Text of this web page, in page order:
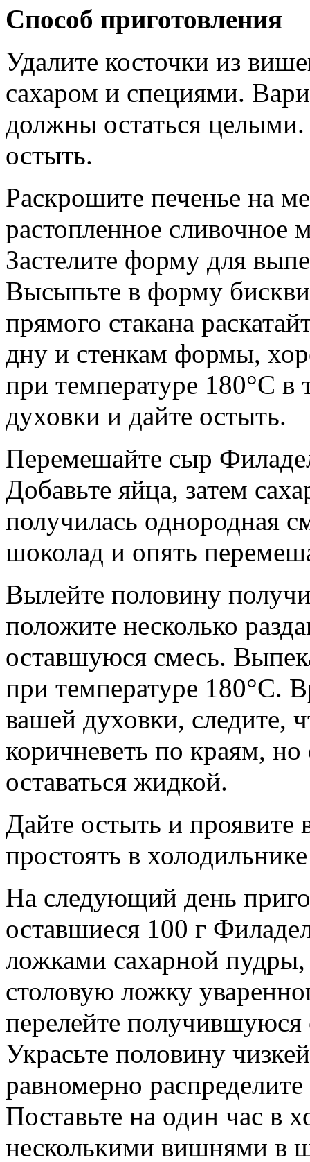
Способ приготовления
Удалите косточки из
сахаром и специями.
должны остаться
остыть.
Раскрошите печенье на
растопленное
Застелите форму для
Высыпьте в форму
прямого стакана
дну и стенкам формы,
при температуре 180°C
духовки и дайте остыть.
Перемешайте сыр
Добавьте яйца, затем
получилась однородная
шоколад и опять
Вылейте половину
положите несколько
оставшуюся смесь.
при температуре 180°C.
вашей духовки, следите,
коричневеть по краям,
оставаться жидкой.
Дайте остыть и
простоять в
На следующий день
оставшиеся 100 г
ложками сахарной
столовую ложку
перелейте
Украсьте половину
равномерно
Поставьте на один час в
несколькими вишнями в